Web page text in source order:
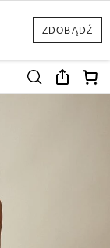
ZDOBĄDŹ